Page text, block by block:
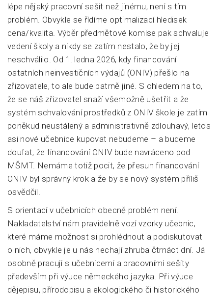
lépe nějaký pracovní sešit než jinému, není s tím
problém. Obvykle se řídíme optimalizací hledisek
cena/kvalita. Výběr předmětové komise pak schvaluje
vedení školy a nikdy se zatím nestalo, že by jej
neschválilo. Od 1. ledna 2026, kdy financování
ostatních neinvestičních výdajů (ONIV) přešlo na
zřizovatele, to ale bude patrně jiné. S ohledem na to,
že se náš zřizovatel snaží všemožně ušetřit a že
systém schvalování prostředků z ONIV škole je zatím
poněkud neustálený a administrativně zdlouhavý, letos
asi nové učebnice kupovat nebudeme – a budeme
doufat, že financování ONIV bude navráceno pod
MŠMT. Nemáme totiž pocit, že přesun financování
ONIV byl správný krok a že by se nový systém příliš
osvědčil.
S orientací v učebnicích obecně problém není.
Nakladatelství nám pravidelně vozí vzorky učebnic,
které máme možnost si prohlédnout a podiskutovat
o nich, obvykle je u nás nechají zhruba čtrnáct dní. Já
osobně pracuji s učebnicemi a pracovními sešity
především při výuce německého jazyka. Při výuce
dějepisu, přírodopisu a ekologického či historického